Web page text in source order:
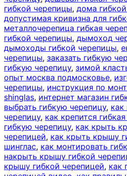
гибкой черепицы, дома
допустимая кривизна для
металлочерепица гибкая
гибкой черепицы, дымоход
дымоходы гибкой черепицы,
черепицы, заказать гибкую
гибкую черепицу, зимой
опыт москва подмосковье,
черепицы, инструкция по
shinglas, интернет магазин
выбрать гибкую черепицу, как
черепицу, как крепится
гибкую черепицу, как крыть
черепицей, как крыть крышу
шинглас, как монтировать
накрыть крышу гибкой
крышу гибкой черепицей, как